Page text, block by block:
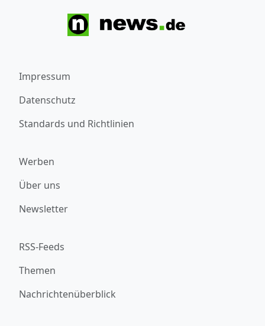
Impressum
Datenschutz
Standards und Richtlinien
Werben
Über uns
Newsletter
RSS-Feeds
Themen
Nachrichtenüberblick